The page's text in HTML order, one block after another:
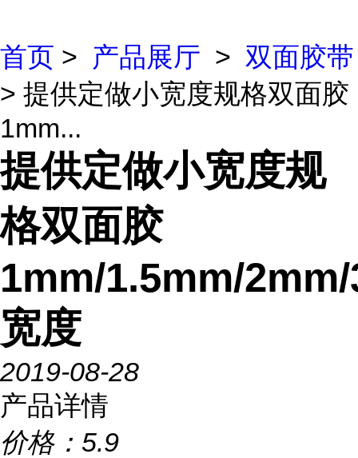
首页 > 产品展厅 > 双面胶带
> 提供定做小宽度规格双面胶
1mm...
提供定做小宽度规
格双面胶
1mm/1.5mm/
宽度
2019-08-28
产品详情
价格： 5.9